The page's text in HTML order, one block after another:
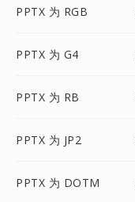
PPTX 为 RGB
PPTX 为 G4
PPTX 为 RB
PPTX 为 JP2
PPTX 为 DOTM